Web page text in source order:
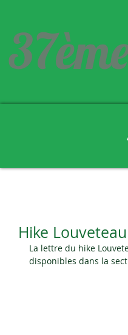
Hike
La lettre du hike
disponibles dans la